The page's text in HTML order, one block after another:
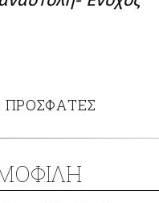
ΠΡΟΣΦΑΤΕΣ